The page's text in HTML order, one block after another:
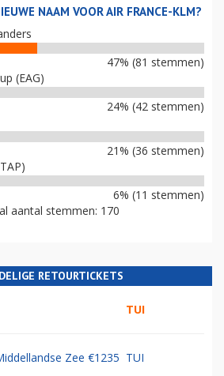
NAAM VOOR AIR FRANCE-KLM?
47% (81 stemmen)
(EAG)
24% (42 stemmen)
21% (36 stemmen)
6% (11 stemmen)
aantal stemmen: 170
RETOURTICKETS
TUI
Zee €1235 TUI